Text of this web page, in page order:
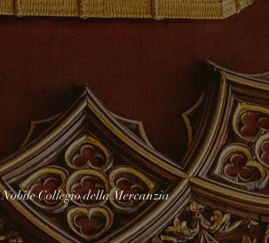
Collegio della Mercanzia